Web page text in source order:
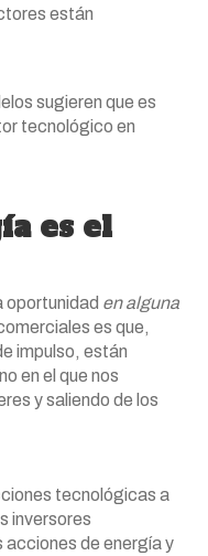
están
sugieren que es
tecnológico en
es el
oportunidad en alguna
es que,
impulso, están
en el que nos
y saliendo de los
tecnológicas a
inversores
acciones de energía y